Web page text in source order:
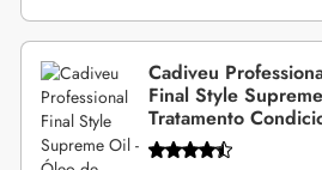
Cadiveu
Final Style
Tratamento